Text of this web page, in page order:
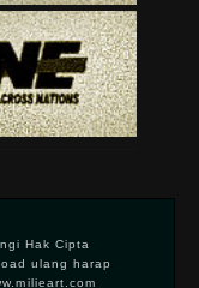
Hak Cipta
ulang harap